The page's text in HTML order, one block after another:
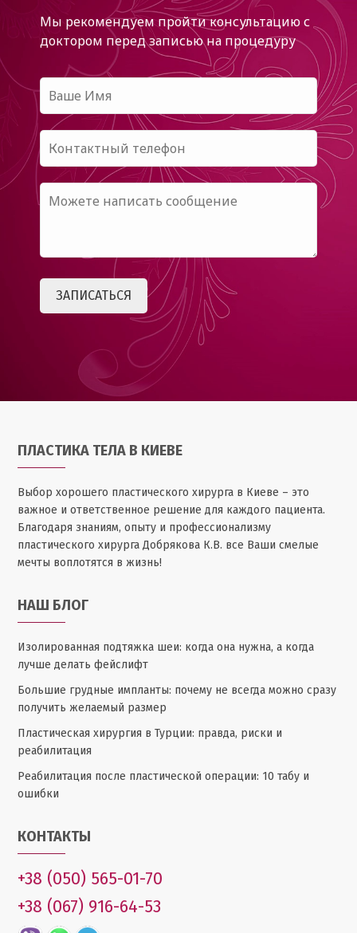
Мы рекомендуем пройти консультацию с
доктором перед записью на процедуру
ПЛАСТИКА ТЕЛА В КИЕВЕ
Выбор хорошего пластического хирурга в Киеве – это
важное и ответственное решение для каждого пациента.
Благодаря знаниям, опыту и профессионализму
пластического хирурга Добрякова К.В. все Ваши смелые
мечты воплотятся в жизнь!
НАШ БЛОГ
Изолированная подтяжка шеи: когда она нужна, а когда
лучше делать фейслифт
Большие грудные импланты: почему не всегда можно сразу
получить желаемый размер
Пластическая хирургия в Турции: правда, риски и
реабилитация
Реабилитация после пластической операции: 10 табу и
ошибки
КОНТАКТЫ
+38 (050) 565-01-70
+38 (067) 916-64-53